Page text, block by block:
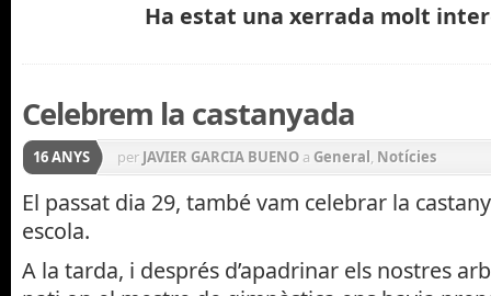
Ha estat una xerrada molt
Celebrem la castanyada
16 ANYS per JAVIER GARCIA BUENO a General, Notícies
El passat dia 29, també vam celebrar la
escola.
A la tarda, i després d’apadrinar els nostres